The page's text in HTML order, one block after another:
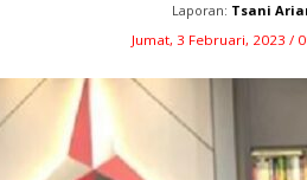
Laporan: Tsani
Jumat, 3 Februari, 2023 /